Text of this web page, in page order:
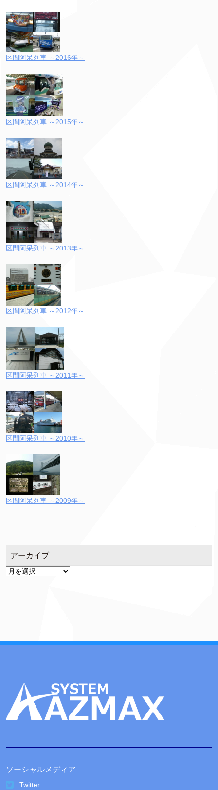
区間阿呆列車 ～2016年～
区間阿呆列車 ～2015年～
区間阿呆列車 ～2014年～
区間阿呆列車 ～2013年～
区間阿呆列車 ～2012年～
区間阿呆列車 ～2011年～
区間阿呆列車 ～2010年～
区間阿呆列車 ～2009年～
アーカイブ
ア
ソーシャルメディア
Twitter